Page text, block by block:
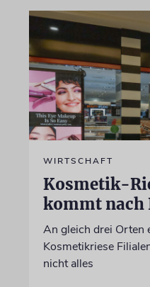
WIRTSCHAFT
Kosmetik-
kommt nach
An gleich drei Orten
Kosmetikriese
nicht alles